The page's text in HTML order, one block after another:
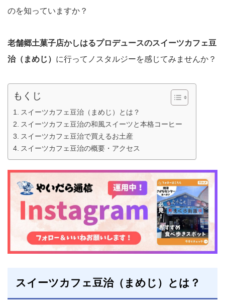
のを知っていますか？
老舗郷土菓子店かしはるプロデュースのスイーツカフェ豆
治（まめじ） に行ってノスタルジーを感じてみませんか？
もくじ
スイーツカフェ豆治（まめじ）とは？
スイーツカフェ豆治の和風スイーツと本格コーヒー
スイーツカフェ豆治で買えるお土産
スイーツカフェ豆治の概要・アクセス
スイーツカフェ豆治（まめじ）とは？